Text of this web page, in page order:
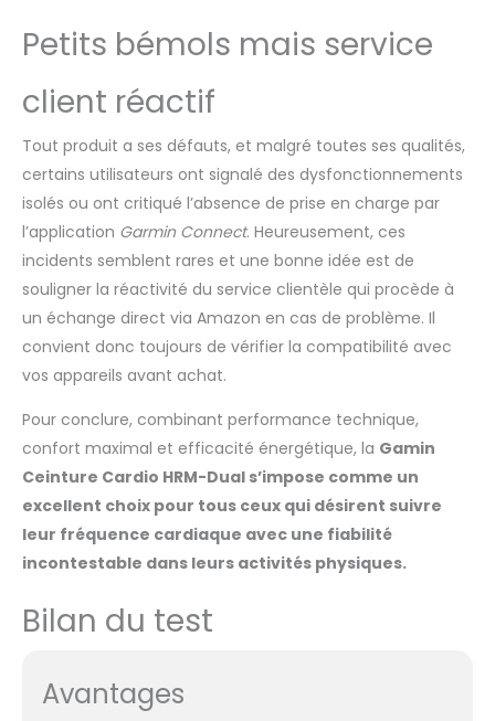
Petits bémols mais service
client réactif
Tout produit a ses défauts, et malgré toutes ses qualités,
certains utilisateurs ont signalé des dysfonctionnements
isolés ou ont critiqué l’absence de prise en charge par
l’application Garmin Connect. Heureusement, ces
incidents semblent rares et une bonne idée est de
souligner la réactivité du service clientèle qui procède à
un échange direct via Amazon en cas de problème. Il
convient donc toujours de vérifier la compatibilité avec
vos appareils avant achat.
Pour conclure, combinant performance technique,
confort maximal et efficacité énergétique, la Gamin
Ceinture Cardio HRM-Dual s’impose comme un
excellent choix pour tous ceux qui désirent suivre
leur fréquence cardiaque avec une fiabilité
incontestable dans leurs activités physiques.
Bilan du test
Avantages